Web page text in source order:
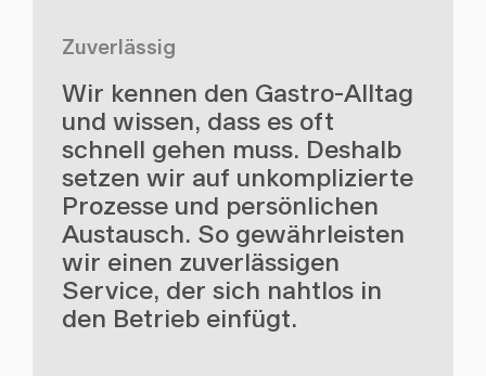
Zuverlässig
Wir kennen den Gastro-Alltag
und wissen, dass es oft
schnell gehen muss. Deshalb
setzen wir auf unkomplizierte
Prozesse und persönlichen
Austausch. So gewährleisten
wir einen zuverlässigen
Service, der sich nahtlos in
den Betrieb einfügt.